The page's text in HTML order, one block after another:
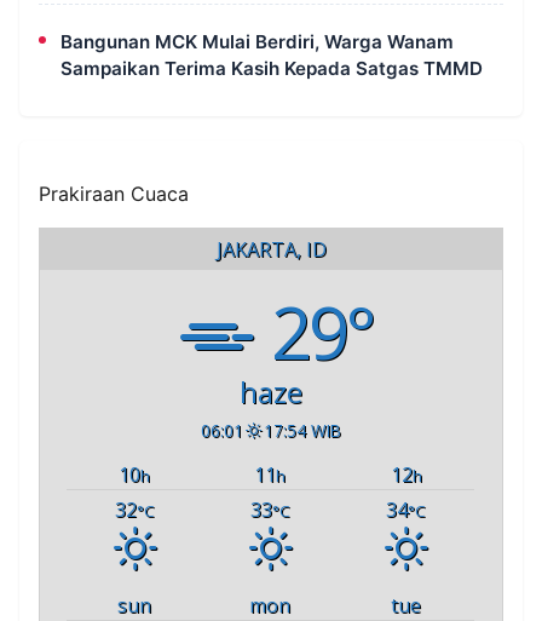
Bangunan MCK Mulai Berdiri, Warga Wanam
Sampaikan Terima Kasih Kepada Satgas TMMD
Prakiraan Cuaca
JAKARTA, ID
29°
haze
06:01 17:54 WIB
10h 11h 12h
32°C 33°C 34°C
sun mon
tue